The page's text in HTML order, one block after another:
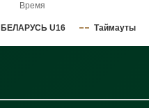
Время
БЕЛАРУСЬ U16 Таймауты